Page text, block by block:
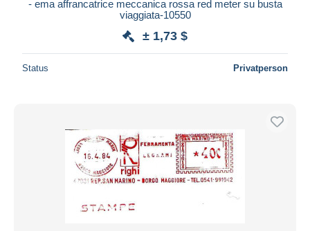
- ema affrancatrice meccanica rossa red meter su busta
viaggiata-10550
± 1,73 $
Status Privatperson